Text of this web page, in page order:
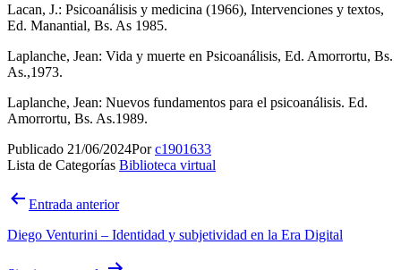
Lacan, J.: Psicoanálisis y medicina (1966), Intervenciones y textos,
Ed. Manantial, Bs. As 1985.
Laplanche, Jean: Vida y muerte en Psicoanálisis, Ed. Amorrortu, Bs.
As.,1973.
Laplanche, Jean: Nuevos fundamentos para el psicoanálisis. Ed.
Amorrortu, Bs. As.1989.
Publicado 21/06/2024Porc1901633
Lista de Categorías Biblioteca virtual
Navegación
entradas
Entrada anterior
Diego Venturini – Identidad y subjetividad en la Era Digital